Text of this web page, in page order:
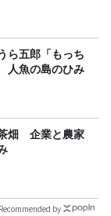
ら五郎「もっち
人魚の島のひみ
畑 企業と農家
Recommended by